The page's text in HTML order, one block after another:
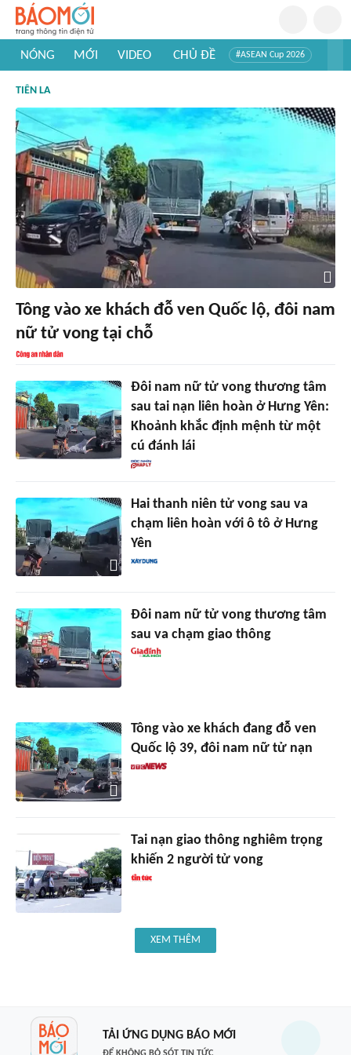
NÓNG MỚI VIDEO CHỦ ĐỀ #ASEAN Cup 2026
#Khám phá thế giới
TIÊN LA
Tông vào xe khách đỗ ven Quốc lộ, đôi nam
nữ tử vong tại chỗ
Đôi nam nữ tử vong thương tâm
sau tai nạn liên hoàn ở Hưng Yên:
Khoảnh khắc định mệnh từ một
cú đánh lái
Hai thanh niên tử vong sau va
chạm liên hoàn với ô tô ở Hưng
Yên
Đôi nam nữ tử vong thương tâm
sau va chạm giao thông
Tông vào xe khách đang đỗ ven
Quốc lộ 39, đôi nam nữ tử nạn
Tai nạn giao thông nghiêm trọng
khiến 2 người tử vong
XEM THÊM
TẢI ỨNG DỤNG BÁO MỚI